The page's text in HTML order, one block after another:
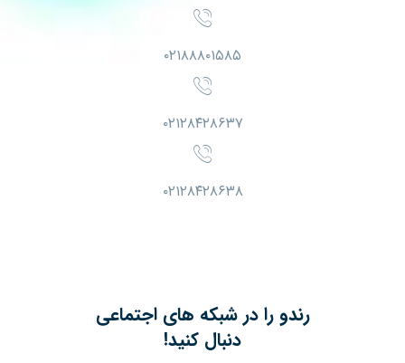
۰۲۱۸۸۸۰۱۵۸۵
۰۲۱۲۸۴۲۸۶۳۷
۰۲۱۲۸۴۲۸۶۳۸
رندو را در شبکه های اجتماعی
دنبال کنید!